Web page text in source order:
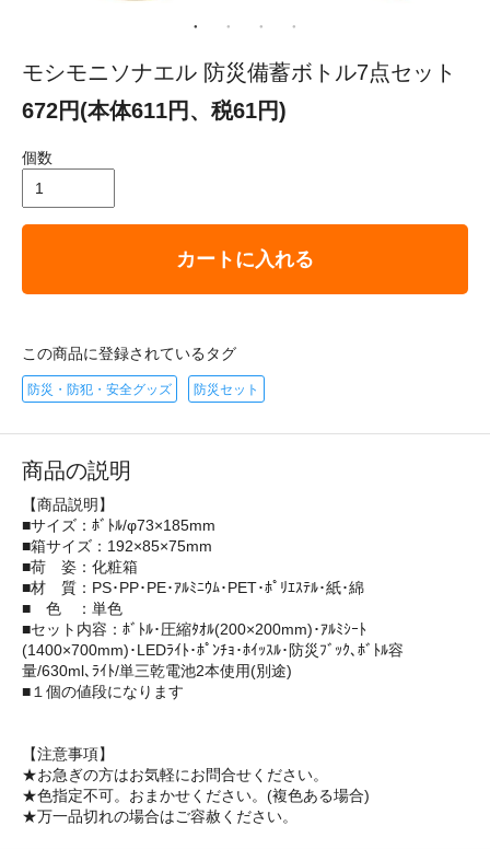
モシモニソナエル 防災備蓄ボトル7点セット
672円(本体611円、税61円)
個数
カートに入れる
この商品に登録されているタグ
防災・防犯・安全グッズ 防災セット
商品の説明
【商品説明】
■サイズ：ﾎﾞﾄﾙ/φ73×185mm
■箱サイズ：192×85×75mm
■荷 姿：化粧箱
■材 質：PS･PP･PE･ｱﾙﾐﾆｳﾑ･PET･ﾎﾟﾘｴｽﾃﾙ･紙･綿
■ 色 ：単色
■セット内容：ﾎﾞﾄﾙ･圧縮ﾀｵﾙ(200×200mm)･ｱﾙﾐｼｰﾄ
(1400×700mm)･LEDﾗｲﾄ･ﾎﾟﾝﾁｮ･ﾎｲｯｽﾙ･防災ﾌﾞｯｸ､ﾎﾞﾄﾙ容
量/630ml､ﾗｲﾄ/単三乾電池2本使用(別途)
■１個の値段になります
【注意事項】
★お急ぎの方はお気軽にお問合せください。
★色指定不可。おまかせください。(複色ある場合)
★万一品切れの場合はご容赦ください。